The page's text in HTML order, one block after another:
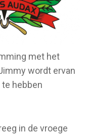
met het
wordt ervan
hebben
in de vroege